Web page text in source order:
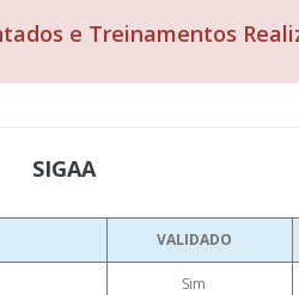
e Treinamentos
SIGAA
VALIDADO
Sim